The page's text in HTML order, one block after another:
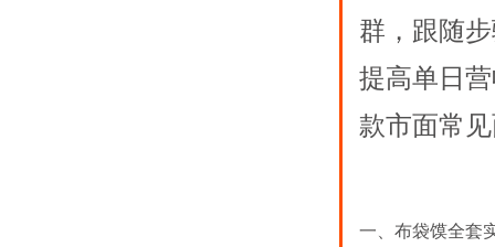
群，跟随
提高单日
款市面常
一、布袋馍全套